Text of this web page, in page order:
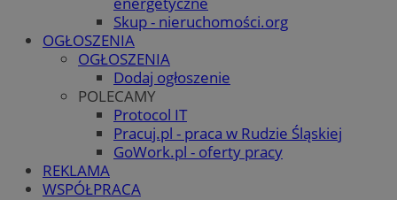
Skup - nieruchomości.org
OGŁOSZENIA
OGŁOSZENIA
Dodaj ogłoszenie
POLECAMY
Protocol IT
Pracuj.pl - praca w Rudzie Śląskiej
GoWork.pl - oferty pracy
REKLAMA
WSPÓŁPRACA